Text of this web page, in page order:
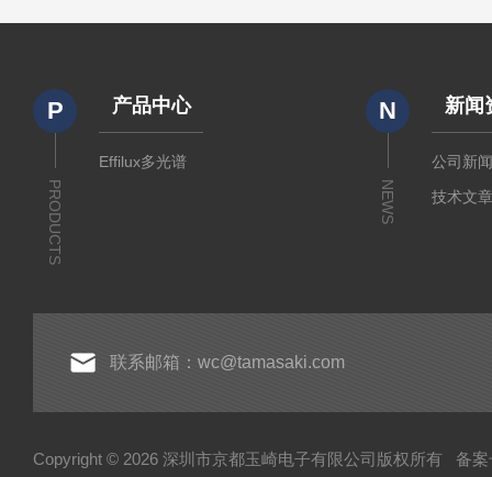
P
PRODUCTS
产品中心
Effilux多光谱
N
NEWS
新闻
公司新
技术文
联系邮箱：wc@tamasaki.com
Copyright © 2026 深圳市京都玉崎电子有限公司版权所有 备案